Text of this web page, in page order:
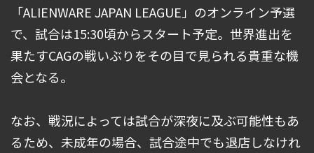
「ALIENWARE JAPAN LEAGUE」のオンライン予選
で、試合は15:30頃からスタート予定。世界進出を
果たすCAGの戦いぶりをその目で見られる貴重な機
会となる。
なお、戦況によっては試合が深夜に及ぶ可能性もあ
るため、未成年の場合、試合途中でも退店しなけれ